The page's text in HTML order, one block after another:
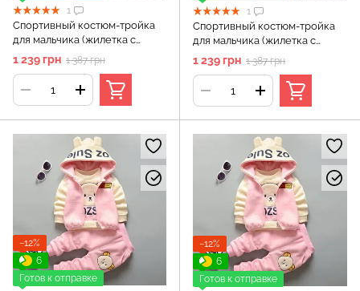
1
Спортивный костюм-тройка
для мальчика (жилетка с
капюшоном + кофта + штаны) -
костюм Мишка, Серый, 18-24
месяца, (95 см)
1 239 грн 1 387 грн
1
Спортивный костюм-тройка
для мальчика (жилетка с
капюшоном + кофта + штаны) -
костюм Мишка, Серый, 4-5
1 239 грн 1 387 грн
−12%
6
Готов к отправке
−12%
6
Готов к отправке